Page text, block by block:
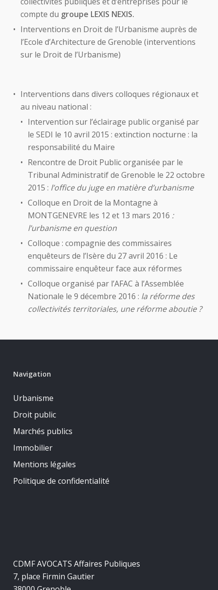
compte du groupe LEXIS NEXIS.
Interventions en Droit de l’Urbanisme auprès de
l’Ecole d’Architecture de Grenoble (interventions
sur le Droit de l’Urbanisme)
Interventions dans divers colloques régionaux et
au niveau national :
Intervention sur l’éclairage public organisé par
le SEDI le 10 avril 2015 : extinction nocturne : la
responsabilité du Maire
Rencontre de Droit Public organisée par le
Tribunal Administratif de Grenoble le 22 octobre
2015 : l’office du juge en matière d’urbanisme
Colloque en Droit de la Montagne à
MONTGENEVRE les 12 et 13 mars 2016 :
l’urbanisme en question
Colloque : compagnie des commissaires
enquêteurs de l’Isère du 27 avril 2016 : Le
commissaire enquêteur face aux réformes
Colloque organisé par l’AFAC à l’Assemblée
Nationale le 9 décembre 2016 : la réforme des
collectivités territoriales, une réforme aboutie ?
Navigation
Urbanisme
Droit public
Marchés publics
Immobilier
Mentions légales
Politique de confidentialité
CDMF AVOCATS Affaires Publiques
7, place Firmin Gautier